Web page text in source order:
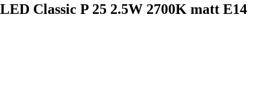
LED Classic P 25 2.5W 2700K matt E14